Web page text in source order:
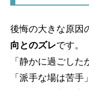
後悔の大きな原因
向とのズレです。
「静かに過ごした
「派手な場は苦